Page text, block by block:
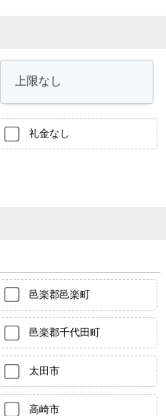
礼金なし
邑楽郡邑楽町
邑楽郡千代田町
太田市
高崎市